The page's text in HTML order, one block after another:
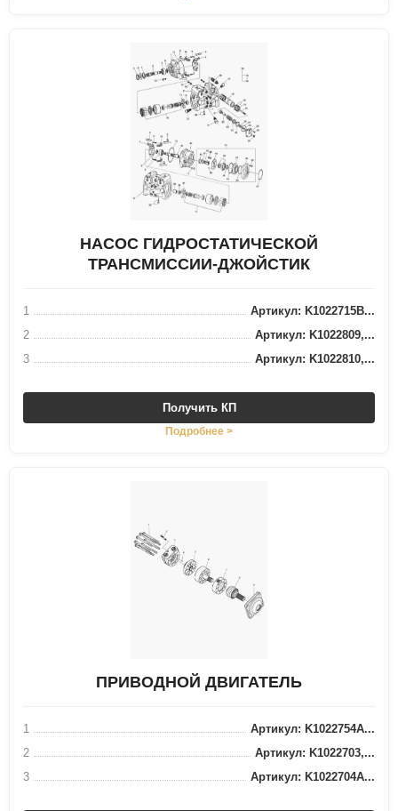
НАСОС ГИДРОСТАТИЧЕСКОЙ
ТРАНСМИССИИ-ДЖОЙСТИК
1
Артикул: K1022715B...
2
Артикул: K1022809,...
3
Артикул: K1022810,...
Получить КП
Подробнее >
ПРИВОДНОЙ ДВИГАТЕЛЬ
1
Артикул: K1022754A...
2
Артикул: K1022703,...
3
Артикул: K1022704A...